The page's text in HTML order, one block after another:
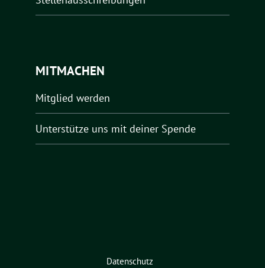
MITMACHEN
Mitglied werden
Unterstütze uns mit deiner Spende
Datenschutz